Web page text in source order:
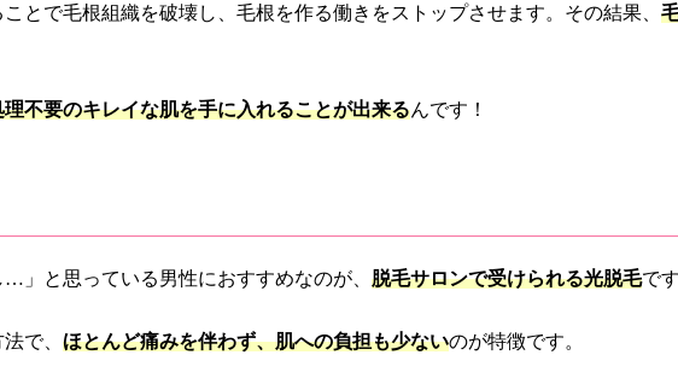
とで毛根組織を破壊し、毛根を作る働きをストップさせます。その結果、
理不要のキレイな肌を手に入れることが出来るんです！
」と思っている男性におすすめなのが、 脱毛サロンで受けられる光脱毛です
で、 ほとんど痛みを伴わず、肌への負担も少ないのが特徴です。